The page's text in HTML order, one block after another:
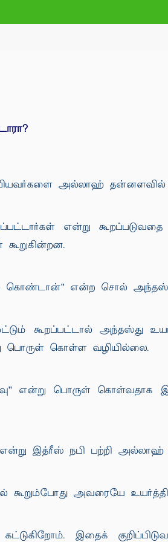
அல்லாஹ்
என்று
என்ற சொல் அந்தஸ்து
கூறப்பட்டால் அந்தஸ்து
பொருள் கொள்ள வழியில்லை.
என்று பொருள் கொள்வதாக
இத்ரீஸ் நபி பற்றி அல்லாஹ்
அவரையே
இதைக்